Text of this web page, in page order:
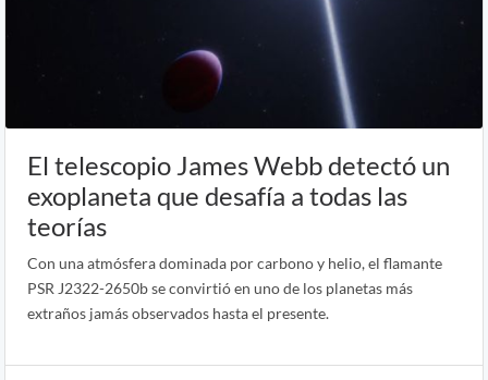
El telescopio James Webb detectó un
exoplaneta que desafía a todas las
teorías
Con una atmósfera dominada por carbono y helio, el flamante
PSR J2322-2650b se convirtió en uno de los planetas más
extraños jamás observados hasta el presente.